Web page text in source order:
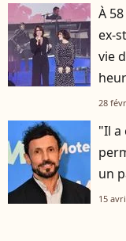
À
ex-
vie
28
"Il a
un
15